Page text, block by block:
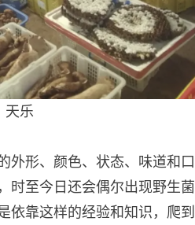
天乐
外形、颜色、状态、味道和
时至今日还会偶尔出现野生
依靠这样的经验和知识，爬